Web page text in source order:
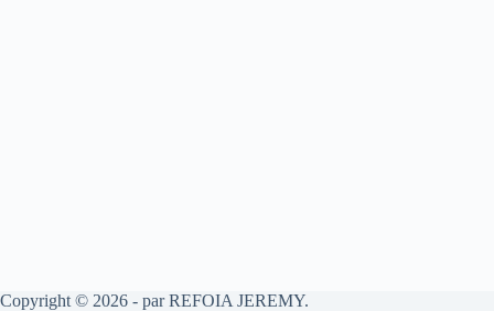
Copyright © 2026 - par REFOIA JEREMY.